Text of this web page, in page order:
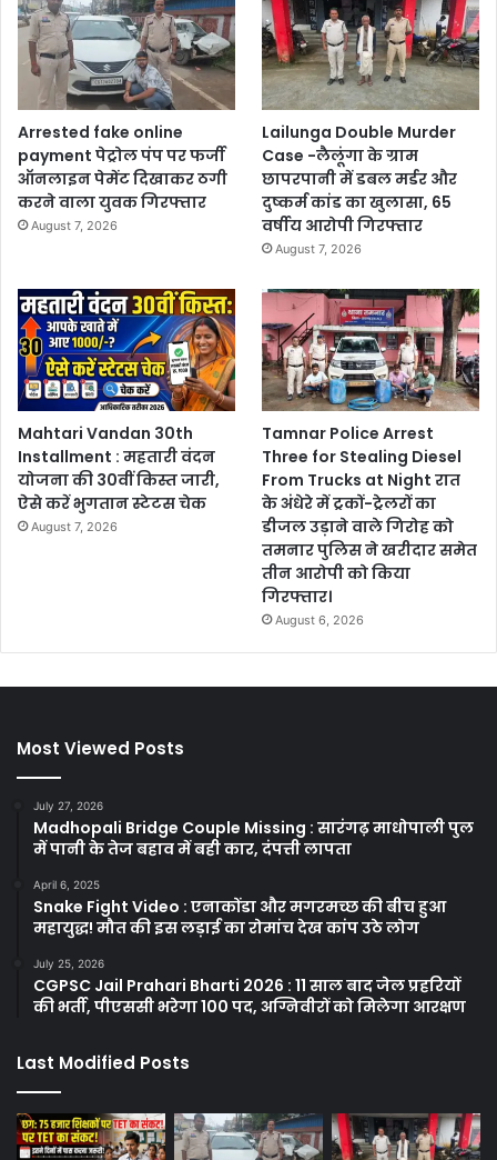
Arrested fake online
payment पेट्रोल पंप पर फर्जी
ऑनलाइन पेमेंट दिखाकर ठगी
करने वाला युवक गिरफ्तार
August 7, 2026
Lailunga Double Murder
Case -लैलूंगा के ग्राम
छापरपानी में डबल मर्डर और
दुष्कर्म कांड का खुलासा, 65
वर्षीय आरोपी गिरफ्तार
August 7, 2026
Mahtari Vandan 30th
Installment : महतारी वंदन
योजना की 30वीं किस्त जारी,
ऐसे करें भुगतान स्टेटस चेक
August 7, 2026
Tamnar Police Arrest
Three for Stealing Diesel
From Trucks at Night रात
के अंधेरे में ट्रकों-ट्रेलरों का
डीजल उड़ाने वाले गिरोह को
तमनार पुलिस ने खरीदार समेत
तीन आरोपी को किया
गिरफ्तार।
August 6, 2026
Most Viewed Posts
July 27, 2026
Madhopali Bridge Couple Missing : सारंगढ़ माधोपाली पुल
में पानी के तेज बहाव में बही कार, दंपत्ती लापता
April 6, 2025
Snake Fight Video : एनाकोंडा और मगरमच्छ की बीच हुआ
महायुद्ध! मौत की इस लड़ाई का रोमांच देख कांप उठे लोग
July 25, 2026
CGPSC Jail Prahari Bharti 2026 : 11 साल बाद जेल प्रहरियों
की भर्ती, पीएससी भरेगा 100 पद, अग्निवीरों को मिलेगा आरक्षण
Last Modified Posts